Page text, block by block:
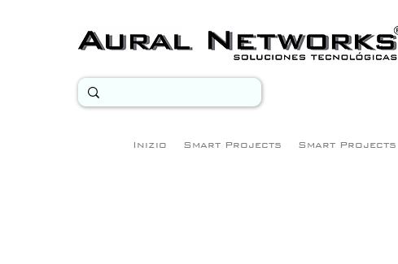
Inizio Smart Projects Smart Projects